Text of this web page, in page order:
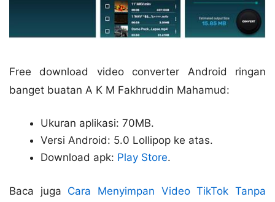
Free download video converter Android ringan
banget buatan A K M Fakhruddin Mahamud:
Ukuran aplikasi: 70MB.
Versi Android: 5.0 Lollipop ke atas.
Download apk: Play Store.
Baca juga Cara Menyimpan Video TikTok Tanpa